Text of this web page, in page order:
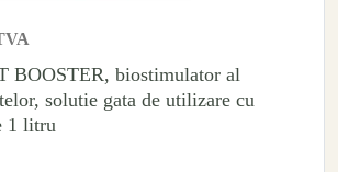
BOOSTER, biostimulator al
solutie gata de utilizare cu
1 litru